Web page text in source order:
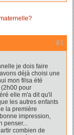
#1
je dois faire
déjà choisi une
mon filsa été
pour
elle m'a dit qu'il
les autres enfants
la première
impression,
penser...
combien de